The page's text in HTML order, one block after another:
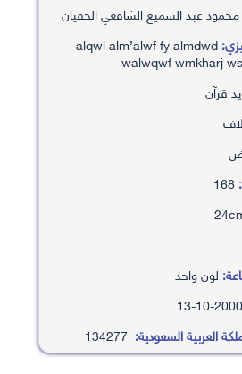
عبد السميع الشافعي الحفيان
alqwl alm’alwf fy almdwd
walwqwf wmkharj
قرآن
لون واحد
العربية السعودية: